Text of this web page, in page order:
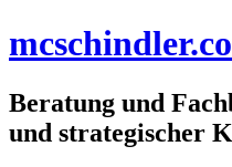
Inhalt
mcschindler
Beratung und
und strategischer